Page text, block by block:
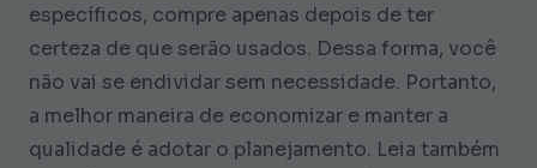
específicos, compre apenas depois de ter
certeza de que serão usados. Dessa forma, você
não vai se endividar sem necessidade. Portanto,
a melhor maneira de economizar e manter a
qualidade é adotar o planejamento. Leia também